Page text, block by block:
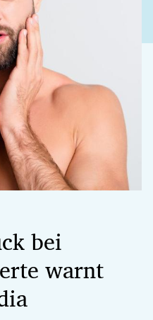
bei
warnt